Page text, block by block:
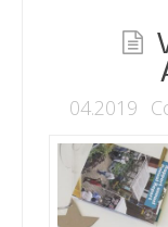
04.2019